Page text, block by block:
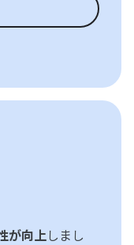
が向上 しまし